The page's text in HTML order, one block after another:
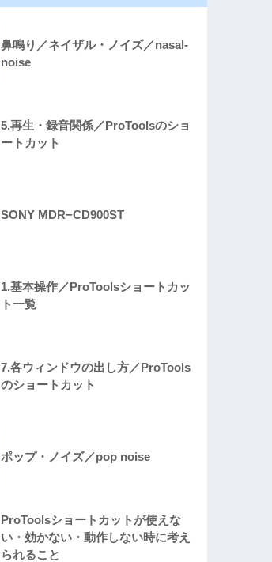
鼻鳴り／ネイザル・ノイズ／nasal-
noise
5.再生・録音関係／ProToolsのショ
ートカット
SONY MDR−CD900ST
1.基本操作／ProToolsショートカッ
ト一覧
7.各ウィンドウの出し方／ProTools
のショートカット
ポップ・ノイズ／pop noise
ProToolsショートカットが使えな
い・効かない・動作しない時に考え
られること